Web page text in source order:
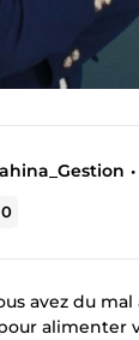
•
0
avez du
alimenter